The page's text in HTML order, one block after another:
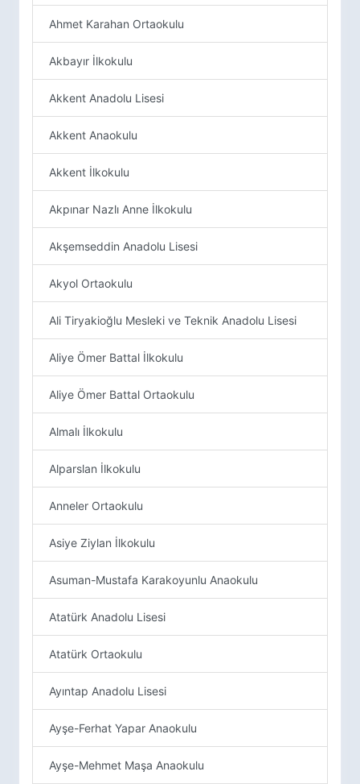
Ahmet Karahan Ortaokulu
Akbayır İlkokulu
Akkent Anadolu Lisesi
Akkent Anaokulu
Akkent İlkokulu
Akpınar Nazlı Anne İlkokulu
Akşemseddin Anadolu Lisesi
Akyol Ortaokulu
Ali Tiryakioğlu Mesleki ve Teknik Anadolu Lisesi
Aliye Ömer Battal İlkokulu
Aliye Ömer Battal Ortaokulu
Almalı İlkokulu
Alparslan İlkokulu
Anneler Ortaokulu
Asiye Ziylan İlkokulu
Asuman-Mustafa Karakoyunlu Anaokulu
Atatürk Anadolu Lisesi
Atatürk Ortaokulu
Ayıntap Anadolu Lisesi
Ayşe-Ferhat Yapar Anaokulu
Ayşe-Mehmet Maşa Anaokulu